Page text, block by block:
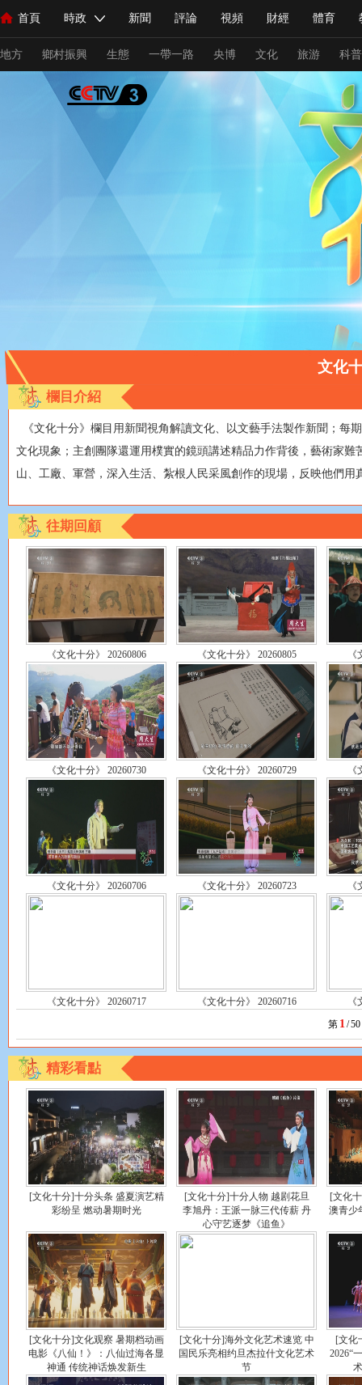
首頁 時政 新聞 評論 視頻 財經 體育
人民領袖習近平 聯播+ 中國領導人 央視快評 習式妙語
直播 片庫 欄目大全 節目單 聽音 微視頻 主持人
海外頻道 iPanda English Монгол
地方 鄉村振興 生態 一帶一路 央博 文化 旅游 科普
總台春晚 網絡春晚 秧紀錄 紀錄片網
科技
熱解讀 習式妙語
小央直播 熊貓頻道
VIP會員 CCTV奧林匹克頻道 生活體育大會 體育江湖
財經 教育 鄉村振興
CCTV.節目官網
文化
欄目介紹
《文化十分》欄目用新聞視角解讀文化、以文藝手法製作新聞；每
文化現象；主創團隊還運用樸實的鏡頭講述精品力作背後，藝術家
山、工廠、軍營，深入生活、紮根人民采風創作的現場，反映他們
往期回顧
《文化十分》 20260806 《文化十分》 20260805
《文化十分》 20260730 《文化十分》 20260729
《文化十分》 20260706 《文化十分》 20260723
《文化十分》 20260717 《文化十分》 20260716
第 1 /50
精彩看點
[文化十分]十分头条 盛夏演艺精
彩纷呈 燃动暑期时光
[文化十分]十分人物 越剧花旦
李旭丹：王派一脉三代传薪 丹
心守艺逐梦《追鱼》
[文化
澳青少
[文化十分]文化观察 暑期档动画
电影《八仙！》：八仙过海各显
神通 传统神话焕发新生
[文化十分]海外文化艺术速览 中
国民乐亮相约旦杰拉什文化艺术
节
[文化
2026“